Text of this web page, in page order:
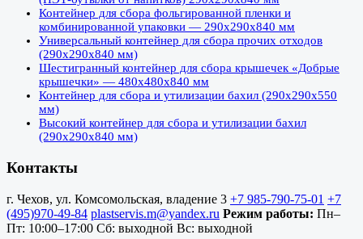
Контейнер для сбора фольгированной пленки и
комбинированной упаковки — 290х290х840 мм
Универсальный контейнер для сбора прочих отходов
(290х290х840 мм)
Шестигранный контейнер для сбора крышечек «Добрые
крышечки» — 480х480х840 мм
Контейнер для сбора и утилизации бахил (290х290х550
мм)
Высокий контейнер для сбора и утилизации бахил
(290х290х840 мм)
Контакты
г. Чехов, ул. Комсомольская, владение 3 +7 985-790-75-01 +7
(495)970-49-84 plastservis.m@yandex.ru Режим работы: Пн–
Пт: 10:00–17:00 Сб: выходной Вс: выходной